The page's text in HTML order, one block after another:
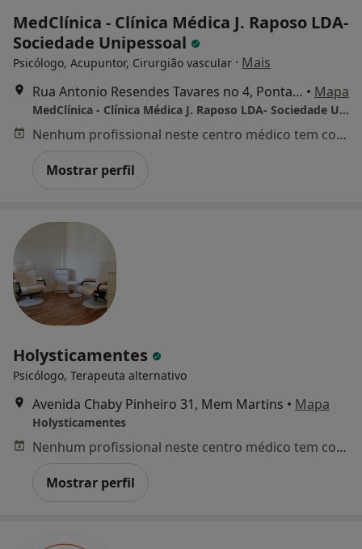
MedClínica - Clínica Médica J. Raposo LDA-
Sociedade Unipessoal
Psicólogo, Acupuntor, Cirurgião vascular · Mais
Rua Antonio Resendes Tavares no 4, Ponta Delgada • Mapa
MedClínica - Clínica Médica J. Raposo LDA- Sociedade Unipessoal
Nenhum profissional neste centro médico tem consultas disponíveis
Mostrar perfil
Holysticamentes
Psicólogo, Terapeuta alternativo
Avenida Chaby Pinheiro 31, Mem Martins • Mapa
Holysticamentes
Nenhum profissional neste centro médico tem consultas disponíveis
Mostrar perfil